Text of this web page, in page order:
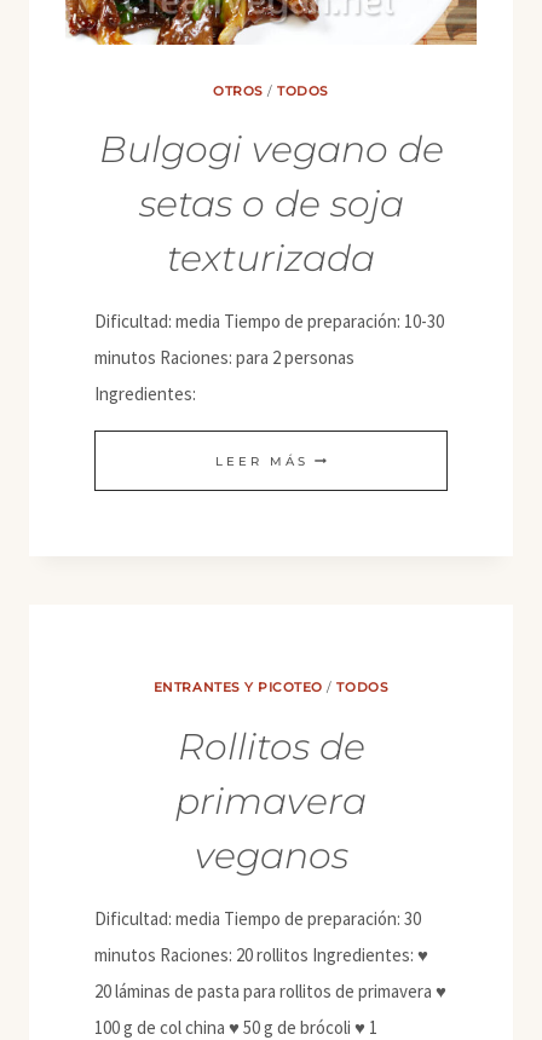
OTROS /TODOS
Bulgogi vegano de
setas o de soja
texturizada
Dificultad: media Tiempo de preparación: 10-30
minutos Raciones: para 2 personas
Ingredientes:
LEER MÁS BULGOGI
VEGANO
ENTRANTES Y PICOTEO /TODOS
Rollitos de
primavera
veganos
Dificultad: media Tiempo de preparación: 30
minutos Raciones: 20 rollitos Ingredientes: ♥
20 láminas de pasta para rollitos de primavera ♥
100 g de col china ♥ 50 g de brócoli ♥ 1